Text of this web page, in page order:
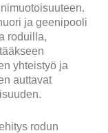
ja geenipooli
roduilla,
yhteistyö ja
auttavat
rodun